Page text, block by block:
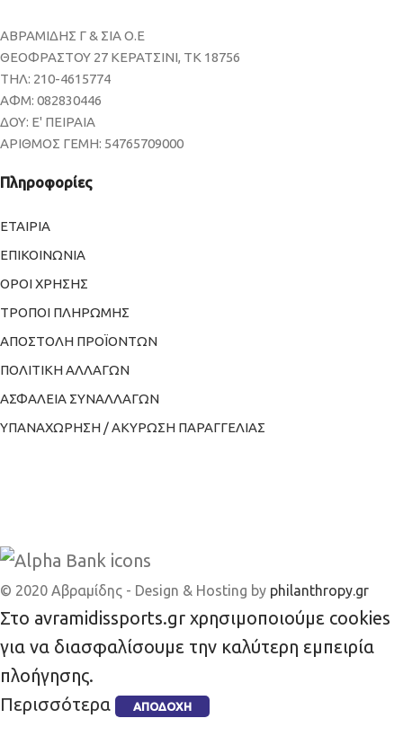
ΑΒΡΑΜΙΔΗΣ Γ & ΣΙΑ Ο.Ε
ΘΕΟΦΡΑΣΤΟΥ 27 ΚΕΡΑΤΣΙΝΙ, ΤΚ 18756
ΤΗΛ: 210-4615774
ΑΦΜ: 082830446
ΔΟΥ: Ε' ΠΕΙΡΑΙΑ
ΑΡΙΘΜΟΣ ΓΕΜΗ: 54765709000
Πληροφορίες
ΕΤΑΙΡΙΑ
ΕΠΙΚΟΙΝΩΝΙΑ
ΟΡΟΙ ΧΡΗΣΗΣ
ΤΡΟΠΟΙ ΠΛΗΡΩΜΗΣ
ΑΠΟΣΤΟΛΗ ΠΡΟΪΟΝΤΩΝ
ΠΟΛΙΤΙΚΗ ΑΛΛΑΓΩΝ
ΑΣΦΑΛΕΙΑ ΣΥΝΑΛΛΑΓΩΝ
ΥΠΑΝΑΧΩΡΗΣΗ / ΑΚΥΡΩΣΗ ΠΑΡΑΓΓΕΛΙΑΣ
© 2020 Αβραμίδης - Design & Hosting by philanthropy.gr
Στο avramidissports.gr χρησιμοποιούμε cookies
για να διασφαλίσουμε την καλύτερη εμπειρία
πλοήγησης.
Περισσότερα
ΑΠΟΔΟΧΉ